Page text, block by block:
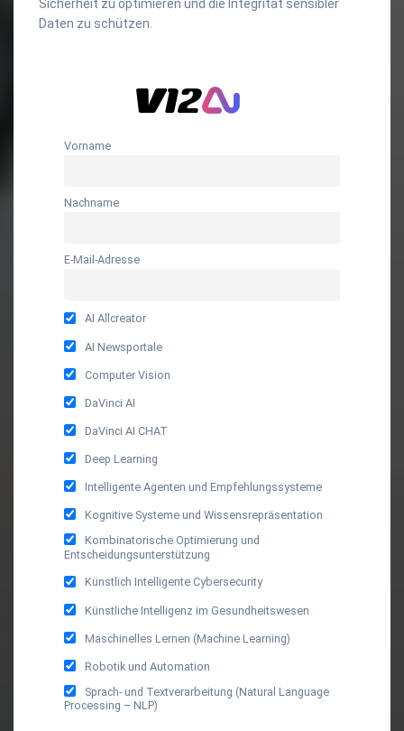
Sicherheit zu optimieren und die Integrität sensibler
Daten zu schützen.
Vorname
Nachname
E-Mail-Adresse
AI Allcreator
AI Newsportale
Computer Vision
DaVinci AI
DaVinci AI CHAT
Deep Learning
Intelligente Agenten und Empfehlungssysteme
Kognitive Systeme und Wissensrepräsentation
Kombinatorische Optimierung und
Entscheidungsunterstützung
Künstlich Intelligente Cybersecurity
Künstliche Intelligenz im Gesundheitswesen
Maschinelles Lernen (Machine Learning)
Robotik und Automation
Sprach- und Textverarbeitung (Natural Language
Processing – NLP)